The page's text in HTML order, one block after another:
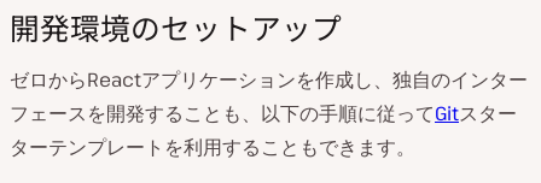
開発環境のセットアップ
ゼロからReactアプリケーションを作成し、独自のインター
フェースを開発することも、以下の手順に従ってGitスター
ターテンプレートを利用することもできます。